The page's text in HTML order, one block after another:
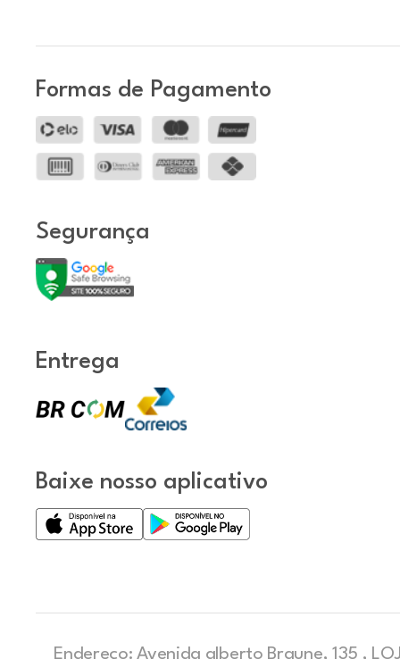
Formas de Pagamento
Segurança
Entrega
Baixe nosso aplicativo
Endereço: Avenida alberto Braune, 135 ,